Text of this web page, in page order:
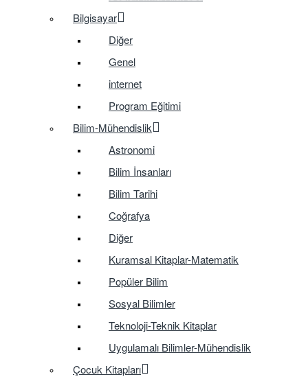
Bilgisayar
Diğer
Genel
internet
Program Eğitimi
Bilim-Mühendislik
Astronomi
Bilim İnsanları
Bilim Tarihi
Coğrafya
Diğer
Kuramsal Kitaplar-Matematik
Popüler Bilim
Sosyal Bilimler
Teknoloji-Teknik Kitaplar
Uygulamalı Bilimler-Mühendislik
Çocuk Kitapları